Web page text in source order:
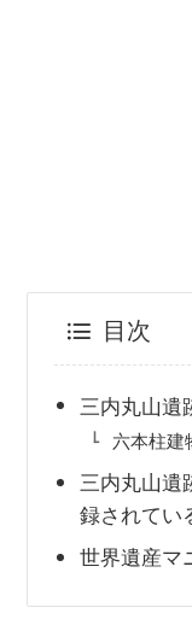
目次
三内丸山遺
六本柱建
三内丸山遺
録されてい
世界遺産マ